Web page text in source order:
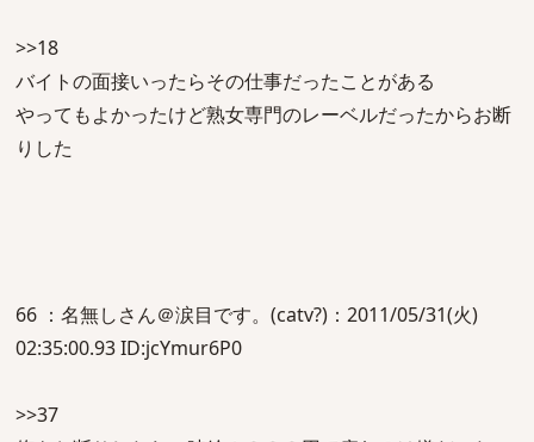
>>18
バイトの面接いったらその仕事だったことがある
やってもよかったけど熟女専門のレーベルだったからお断
りした
66 ：名無しさん＠涙目です。(catv?)：2011/05/31(火)
02:35:00.93 ID:jcYmur6P0
>>37